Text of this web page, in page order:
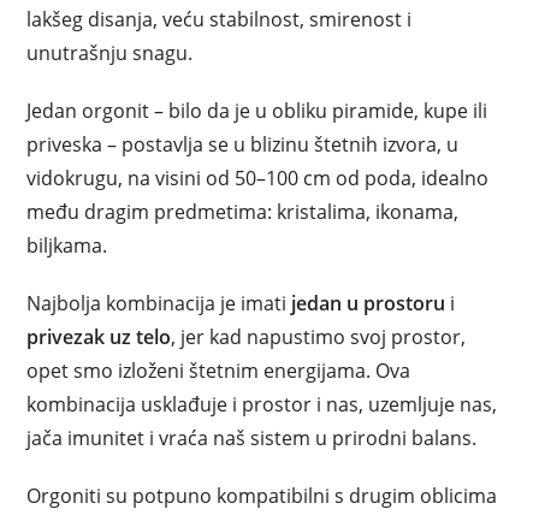
lakšeg disanja, veću stabilnost, smirenost i
unutrašnju snagu.
Jedan orgonit – bilo da je u obliku piramide, kupe ili
priveska – postavlja se u blizinu štetnih izvora, u
vidokrugu, na visini od 50–100 cm od poda, idealno
među dragim predmetima: kristalima, ikonama,
biljkama.
Najbolja kombinacija je imati jedan u prostoru i
privezak uz telo, jer kad napustimo svoj prostor,
opet smo izloženi štetnim energijama. Ova
kombinacija usklađuje i prostor i nas, uzemljuje nas,
jača imunitet i vraća naš sistem u prirodni balans.
Orgoniti su potpuno kompatibilni s drugim oblicima